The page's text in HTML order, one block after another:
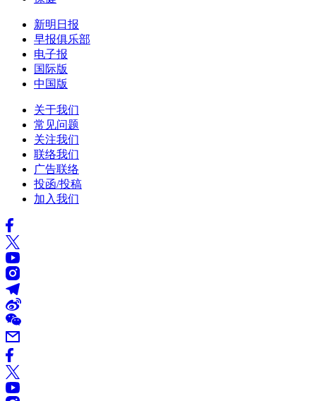
新明日报
早报俱乐部
电子报
国际版
中国版
关于我们
常见问题
关注我们
联络我们
广告联络
投函/投稿
加入我们